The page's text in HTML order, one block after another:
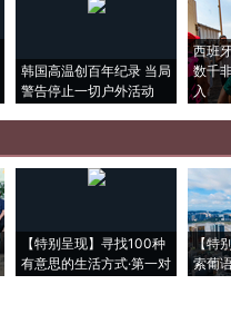
韩国高温创百年纪录 当局
警告停止一切户外活动
西班
数千
入
【特别呈现】寻找100种
有意思的生活方式·第一对
【特
索葡